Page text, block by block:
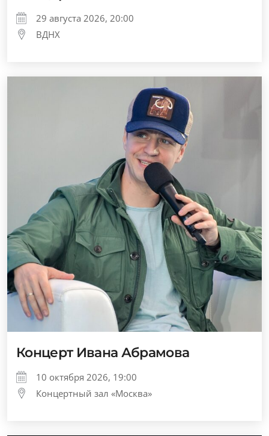
29 августа 2026, 20:00
ВДНХ
Концерт Ивана Абрамова
10 октября 2026, 19:00
Концертный зал «Москва»